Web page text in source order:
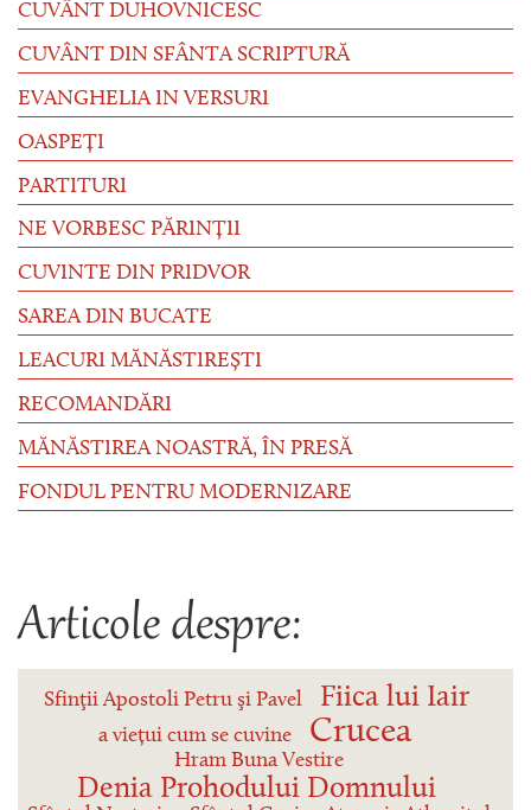
CUVÂNT DUHOVNICESC
CUVÂNT DIN SFÂNTA SCRIPTURĂ
EVANGHELIA IN VERSURI
OASPEȚI
PARTITURI
NE VORBESC PĂRINȚII
CUVINTE DIN PRIDVOR
SAREA DIN BUCATE
LEACURI MĂNĂSTIREȘTI
RECOMANDĂRI
MĂNĂSTIREA NOASTRĂ, ÎN PRESĂ
FONDUL PENTRU MODERNIZARE
Articole despre:
Sfinţii Apostoli Petru şi Pavel Fiica lui Iair
a viețui cum se cuvine Crucea
Hram Buna Vestire
Denia Prohodului Domnului